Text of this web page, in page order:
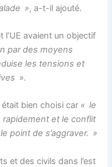
», a-t-il ajouté.
l’UE avaient un objectif
par des moyens
les tensions et
».
bien choisi car « le
et le conflit
point de s’aggraver. »
et des civils dans l’est